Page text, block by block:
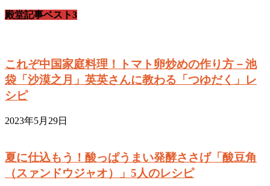
殿堂記事ベスト3
これぞ中国家庭料理！トマト卵炒めの作り方－池
袋「沙漠之月」英英さんに教わる「つゆだく」レ
シピ
2023年5月29日
夏に仕込もう！酸っぱうまい発酵ささげ「酸豆角
（スァンドウジャオ）」5人のレシピ